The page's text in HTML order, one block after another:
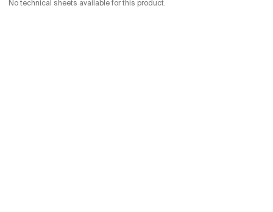
No technical sheets available for this product.